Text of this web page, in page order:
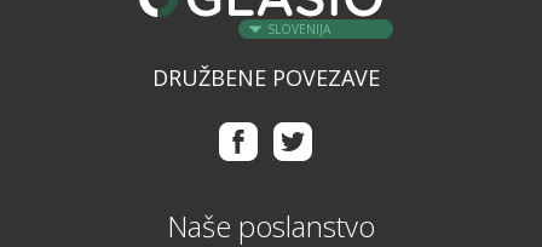
SLOVENIJA
DRUŽBENE POVEZAVE
Naše poslanstvo